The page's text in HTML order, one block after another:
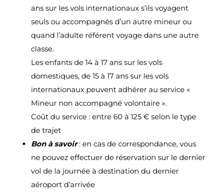
ans sur les vols internationaux s’ils voyagent
seuls ou accompagnés d’un autre mineur ou
quand l’adulte référent voyage dans une autre
classe.
Les enfants de 14 à 17 ans sur les vols
domestiques, de 15 à 17 ans sur les vols
internationaux peuvent adhérer au service «
Mineur non accompagné volontaire ».
Coût du service : entre 60 à 125 € selon le type
de trajet
Bon à savoir: en cas de correspondance, vous
ne pouvez effectuer de réservation sur le dernier
vol de la journée à destination du dernier
aéroport d’arrivée